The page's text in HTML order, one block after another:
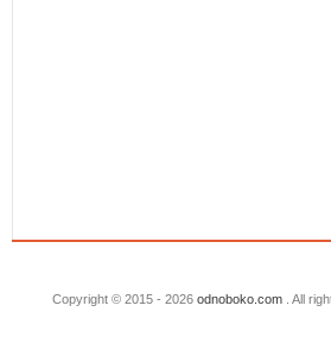
Copyright © 2015 - 2026 odnoboko.com. All